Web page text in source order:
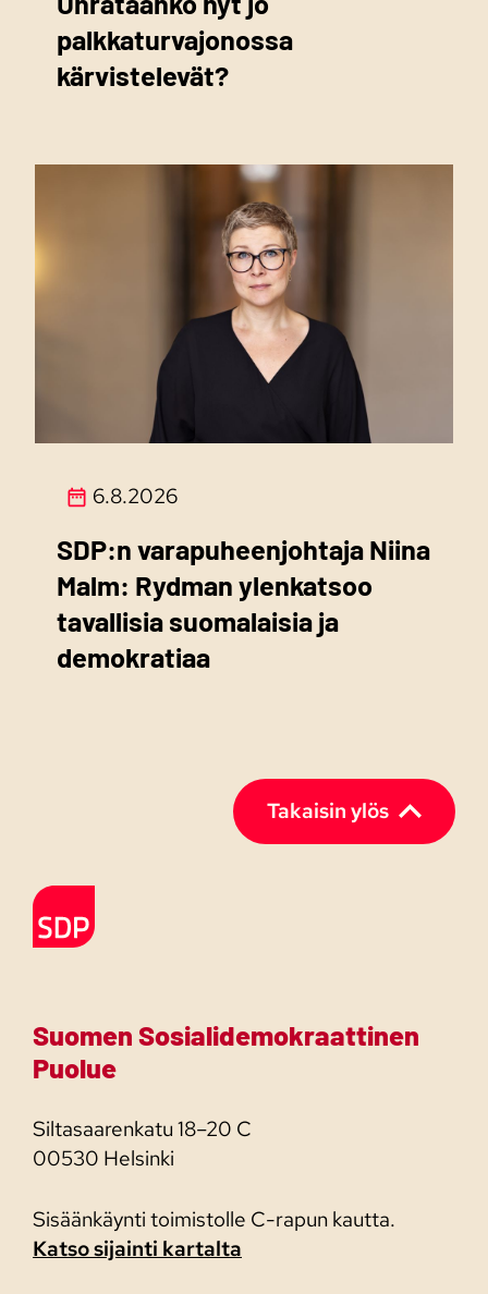
palkkaturvajonossa
kärvistelevät?
6.8.2026
SDP:n varapuheenjohtaja Niina
Malm: Rydman ylenkatsoo
tavallisia suomalaisia ja
demokratiaa
Takaisin ylös
Etusivulle
Suomen Sosialidemokraattinen
Puolue
Siltasaarenkatu 18–20 C
00530 Helsinki
Sisäänkäynti toimistolle C-rapun kautta.
Katso sijainti kartalta